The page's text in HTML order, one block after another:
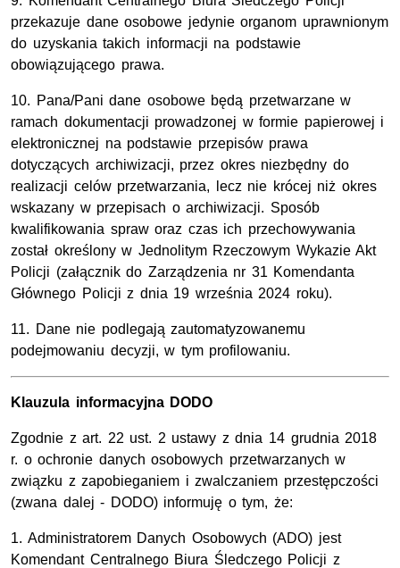
przekazuje dane osobowe jedynie organom uprawnionym
do uzyskania takich informacji na podstawie
obowiązującego prawa.
10. Pana/Pani dane osobowe będą przetwarzane w
ramach dokumentacji prowadzonej w formie papierowej i
elektronicznej na podstawie przepisów prawa
dotyczących archiwizacji, przez okres niezbędny do
realizacji celów przetwarzania, lecz nie krócej niż okres
wskazany w przepisach o archiwizacji. Sposób
kwalifikowania spraw oraz czas ich przechowywania
został określony w Jednolitym Rzeczowym Wykazie Akt
Policji (załącznik do Zarządzenia nr 31 Komendanta
Głównego Policji z dnia 19 września 2024 roku).
11. Dane nie podlegają zautomatyzowanemu
podejmowaniu decyzji, w tym profilowaniu.
Klauzula informacyjna DODO
Zgodnie z art. 22 ust. 2 ustawy z dnia 14 grudnia 2018
r. o ochronie danych osobowych przetwarzanych w
związku z zapobieganiem i zwalczaniem przestępczości
(zwana dalej - DODO) informuję o tym, że:
1. Administratorem Danych Osobowych (ADO) jest
Komendant Centralnego Biura Śledczego Policji z